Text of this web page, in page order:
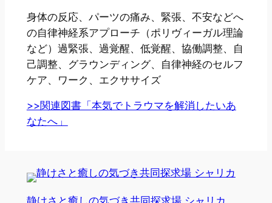
身体の反応、パーツの痛み、緊張、不安などへ
の自律神経系アプローチ（ポリヴィーガル理論
など）過緊張、過覚醒、低覚醒、協働調整、自
己調整、グラウンディング、自律神経のセルフ
ケア、ワーク、エクササイズ
>>関連図書「本気でトラウマを解消したいあ
なたへ」
静けさと癒しの気づき共同探求場 シャリカ